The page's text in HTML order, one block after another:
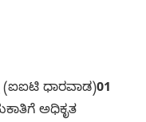
(ಐಐಟಿ ಧಾರವಾಡ)01
ಅಧಿಕೃತ